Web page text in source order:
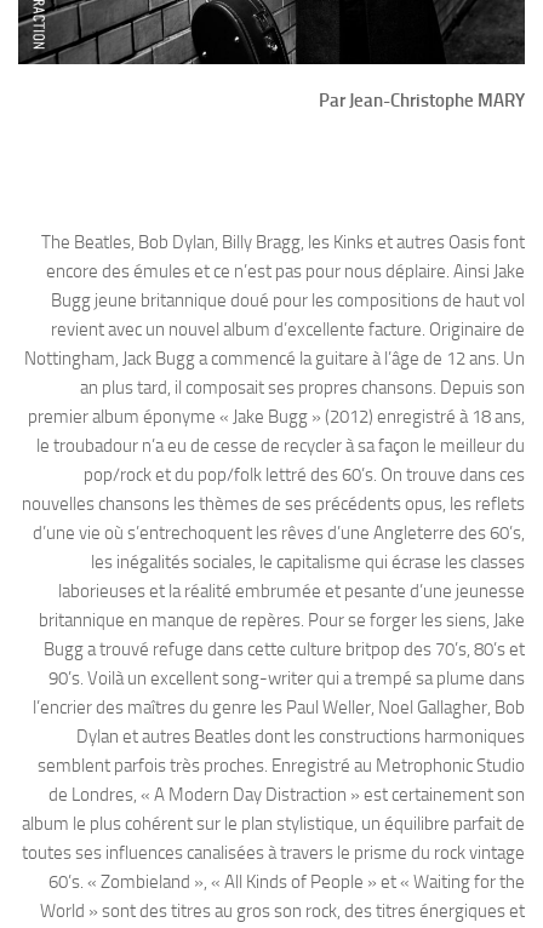
Par Jean-Christophe MARY
The Beatles, Bob Dylan, Billy Bragg, les Kinks et autres Oasis font
encore des émules et ce n’est pas pour nous déplaire. Ainsi Jake
Bugg jeune britannique doué pour les compositions de haut vol
revient avec un nouvel album d’excellente facture. Originaire de
Nottingham, Jack Bugg a commencé la guitare à l’âge de 12 ans. Un
an plus tard, il composait ses propres chansons. Depuis son
premier album éponyme « Jake Bugg » (2012) enregistré à 18 ans,
le troubadour n’a eu de cesse de recycler à sa façon le meilleur du
pop/rock et du pop/folk lettré des 60’s. On trouve dans ces
nouvelles chansons les thèmes de ses précédents opus, les reflets
d’une vie où s’entrechoquent les rêves d’une Angleterre des 60’s,
les inégalités sociales, le capitalisme qui écrase les classes
laborieuses et la réalité embrumée et pesante d’une jeunesse
britannique en manque de repères. Pour se forger les siens, Jake
Bugg a trouvé refuge dans cette culture britpop des 70’s, 80’s et
90’s. Voilà un excellent song-writer qui a trempé sa plume dans
l’encrier des maîtres du genre les Paul Weller, Noel Gallagher, Bob
Dylan et autres Beatles dont les constructions harmoniques
semblent parfois très proches. Enregistré au Metrophonic Studio
de Londres, « A Modern Day Distraction » est certainement son
album le plus cohérent sur le plan stylistique, un équilibre parfait de
toutes ses influences canalisées à travers le prisme du rock vintage
60’s. « Zombieland », « All Kinds of People » et « Waiting for the
World » sont des titres au gros son rock, des titres énergiques et